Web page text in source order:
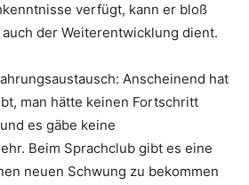
verfügt, kann er bloß
der Weiterentwicklung dient.
Anscheinend hat
man hätte keinen Fortschritt
es gäbe keine
Beim Sprachclub gibt es eine
neuen Schwung zu bekommen